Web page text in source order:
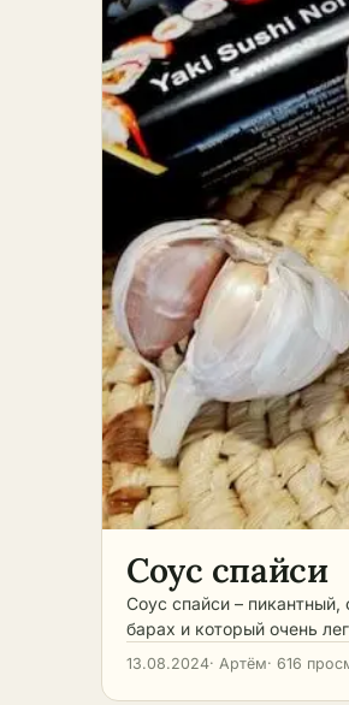
Соус спайси
Соус спайси –
барах и который очень
13.08.2024· Артём· 616